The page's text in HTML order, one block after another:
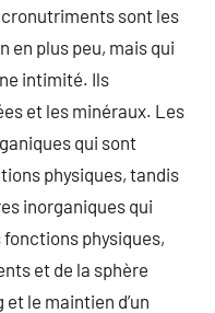
sont les
en plus peu, mais qui
intimité. Ils
et les minéraux. Les
qui sont
physiques, tandis
inorganiques qui
physiques,
et de la sphère
le maintien d’un